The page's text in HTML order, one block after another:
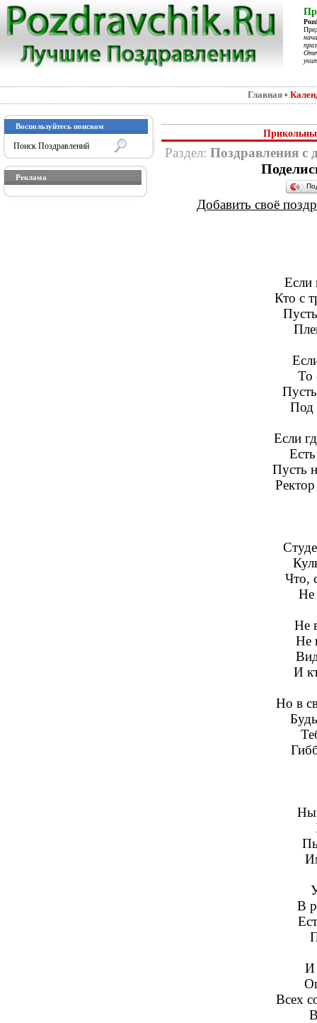
Главная •
Воспользуйтесь поиском
Реклама
Раздел: Поздравления с
Добавить своё
Если
Кто с
То
Под
Если
Пусть
Что,
Не
Не
Не
И
Но в
В
И
Всех